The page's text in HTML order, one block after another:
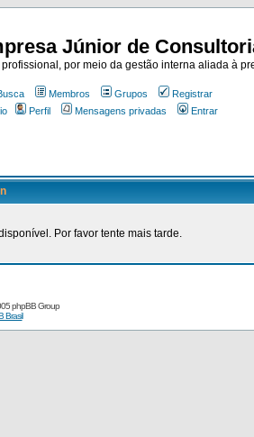
Júnior de
por meio da gestão interna aliada à
Membros Grupos
Registrar
Perfil Mensagens privadas Entrar
Por favor tente mais tarde.
phpBB Group
Brasil